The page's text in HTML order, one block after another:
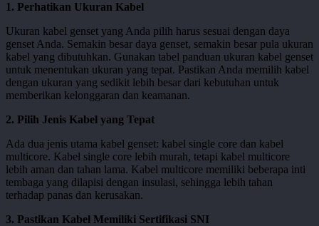
1. Perhatikan Ukuran Kabel
Ukuran kabel genset yang Anda pilih harus sesuai dengan daya
genset Anda. Semakin besar daya genset, semakin besar pula ukuran
kabel yang dibutuhkan. Gunakan tabel panduan ukuran kabel genset
untuk menentukan ukuran yang tepat. Pastikan Anda memilih kabel
dengan ukuran yang sedikit lebih besar dari kebutuhan untuk
memberikan kelonggaran dan keamanan.
2. Pilih Jenis Kabel yang Tepat
Ada dua jenis utama kabel genset: kabel single core dan kabel
multicore. Kabel single core lebih murah, tetapi kabel multicore
lebih aman dan tahan lama. Kabel multicore memiliki beberapa inti
tembaga yang dilapisi dengan insulasi, sehingga lebih tahan
terhadap panas dan kerusakan.
3. Pastikan Kabel Memiliki Sertifikasi SNI